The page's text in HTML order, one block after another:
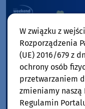
W związku z
Rozporządzenia
(UE) 2016/679 z
ochrony osób
przetwarzaniem
zmieniamy
Regulamin